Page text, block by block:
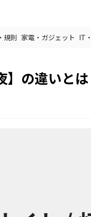
規則 家電・ガジェット IT
の違いと